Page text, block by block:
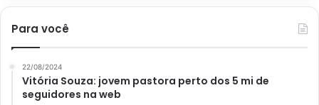
Para você
22/08/2024
Vitória Souza: jovem pastora perto dos 5 mi de
seguidores na web